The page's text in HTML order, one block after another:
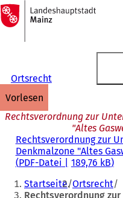
Inhalt anspringen
Zur
Startseite
Ortsrecht
vorlesen
Rechtsverordnung zur
"Altes
Rechtsverordnung zur
Denkmalzone "Altes
PDF-Datei 189,76 kB
Sie
befinden
Startseite Ortsrecht
Rechtsverordnung